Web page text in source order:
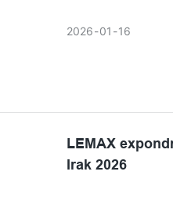
2026 01 16
LEMAX
Irak 2026